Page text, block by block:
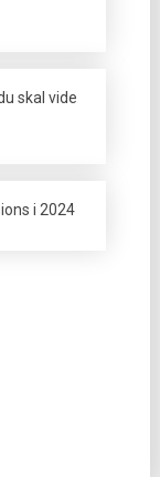
skal vide
i 2024